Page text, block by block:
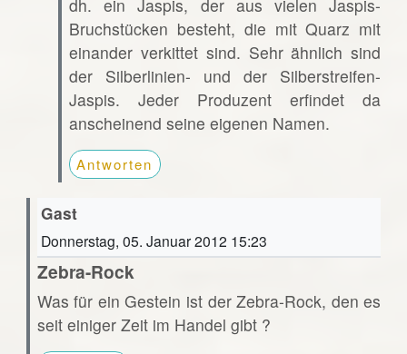
dh. ein Jaspis, der aus vielen Jaspis-
Bruchstücken besteht, die mit Quarz mit
einander verkittet sind. Sehr ähnlich sind
der Silberlinien- und der Silberstreifen-
Jaspis. Jeder Produzent erfindet da
anscheinend seine eigenen Namen.
Antworten
Gast
Donnerstag, 05. Januar 2012 15:23
Zebra-Rock
Was für ein Gestein ist der Zebra-Rock, den es
seit einiger Zeit im Handel gibt ?